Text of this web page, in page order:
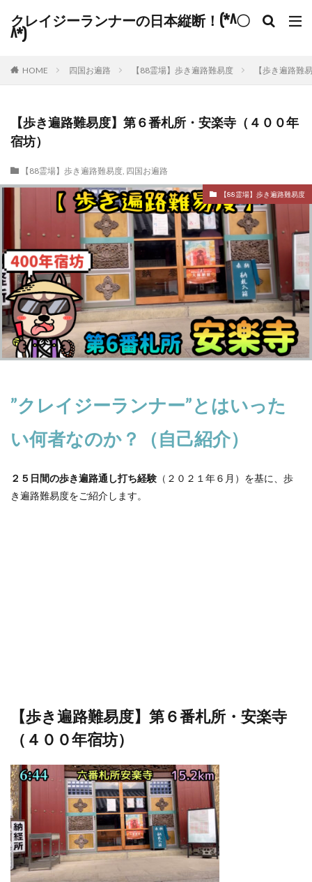
クレイジーランナーの日本縦断！(*^〇
^*)
HOME 四国お遍路 【88霊場】歩き遍路難易度 【歩き遍路難
【歩き遍路難易度】第６番札所・安楽寺（４００年
宿坊）
【88霊場】歩き遍路難易度, 四国お遍路
【88霊場】歩き遍路難易度
”クレイジーランナー”とはいった
い何者なのか？（自己紹介）
２５日間の歩き遍路通し打ち経験 （２０２１年６月）を基に、歩
き遍路難易度をご紹介します。
【歩き遍路難易度】第６番札所・安楽寺
（４００年宿坊）